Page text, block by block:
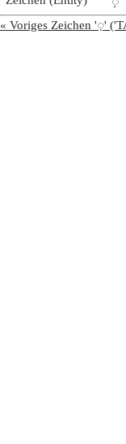
« Voriges Zeichen 'ᜓ'